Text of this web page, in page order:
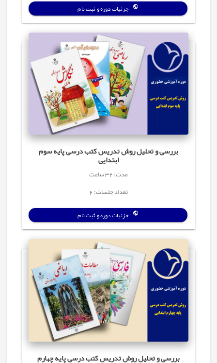
جزئیات دوره و ثبت نام
بررسی و تحلیل روش تدریس کتب درسی پایه سوم
ابتدایی
مدت: 32 ساعت
تعداد جلسات: 6
جزئیات دوره و ثبت نام
بررسی و تحلیل روش تدریس کتب درسی پایه چهارم